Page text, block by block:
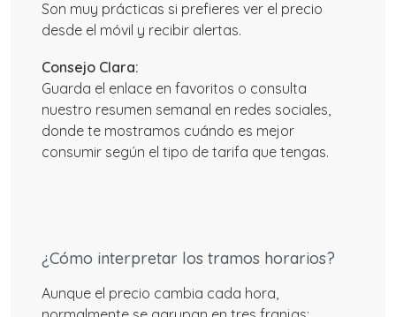
Son muy prácticas si prefieres ver el precio
desde el móvil y recibir alertas.
Consejo Clara:
Guarda el enlace en favoritos o consulta
nuestro resumen semanal en redes sociales,
donde te mostramos cuándo es mejor
consumir según el tipo de tarifa que tengas.
¿Cómo interpretar los tramos horarios?
Aunque el precio cambia cada hora,